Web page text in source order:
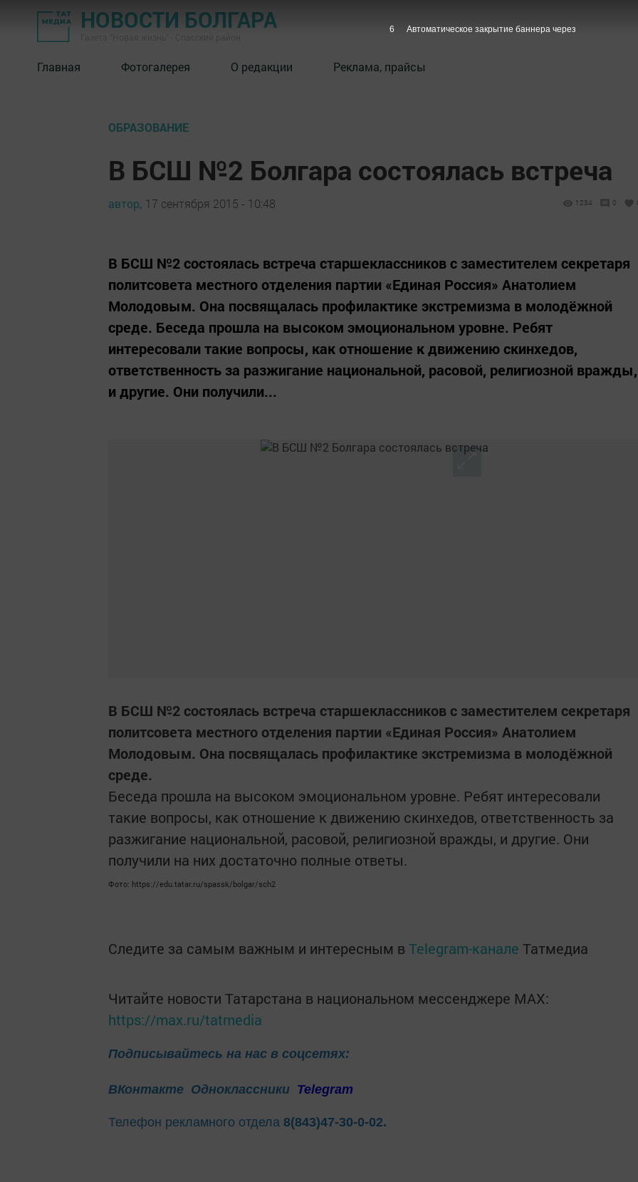
НОВОСТИ БОЛГАРА
Главная Фотогалерея О редакции Реклама, прайсы
ОБРАЗОВАНИЕ
В БСШ №2 Болгара состоялась встреча
автор, 17 сентября 2015 - 10:48 1234 0
В БСШ №2 состоялась встреча старшеклассников с заместителем секретаря
политсовета местного отделения партии «Единая Россия» Анатолием
Молодовым. Она посвящалась профилактике экстремизма в молодёжной
среде. Беседа прошла на высоком эмоциональном уровне. Ребят
интересовали такие вопросы, как отношение к движению скинхедов,
ответственность за разжигание национальной, расовой, религиозной вражды,
и другие. Они получили...
В БСШ №2 состоялась встреча старшеклассников с заместителем секретаря
политсовета местного отделения партии «Единая Россия» Анатолием
Молодовым. Она посвящалась профилактике экстремизма в молодёжной
среде.
Беседа прошла на высоком эмоциональном уровне. Ребят интересовали
такие вопросы, как отношение к движению скинхедов, ответственность за
разжигание национальной, расовой, религиозной вражды, и другие. Они
получили на них достаточно полные ответы.
Фото: https://edu.tatar.ru/spassk/bolgar/sch2
Следите за самым важным и интересным в Telegram-канале Татмедиа
Читайте новости Татарстана в национальном мессенджере MАХ:
https://max.ru/tatmedia
Подписывайтесь на нас в соцсетях:
ВКонтакте Одноклассники Telegram
Телефон рекламного отдела 8(843)47-30-0-02.
5 Автоматическое закрытие баннера через